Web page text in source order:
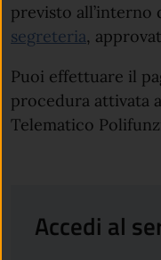
previsto all’interno
segreteria,
Puoi effettuare il
procedura attivata
Telematico
Accedi al